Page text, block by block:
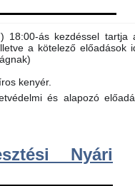
18:00-ás kezdéssel tartja
a kötelező előadások
kenyér.
és alapozó
Nyári